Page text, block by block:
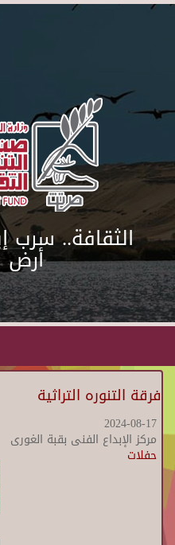
الثقافة.. سرب
أرض
فرقة التنوره التراثية
2024-08-17
مركز الإبداع الفنى بقبة الغورى
حفلات